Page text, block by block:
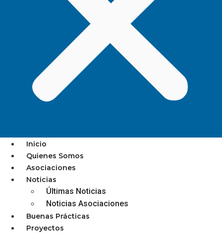
Inicio
Quienes Somos
Asociaciones
Noticias
Últimas Noticias
Noticias Asociaciones
Buenas Prácticas
Proyectos
ORDIZIAN VISA TXARTELA :
CAMPAÑA MAYO